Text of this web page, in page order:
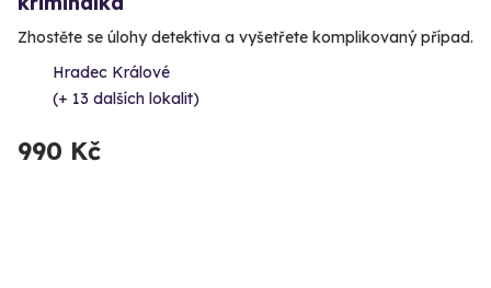
Zhostěte se úlohy detektiva a vyšetřete komplikovaný případ.
Hradec Králové
(+ 13 dalších lokalit)
990 Kč